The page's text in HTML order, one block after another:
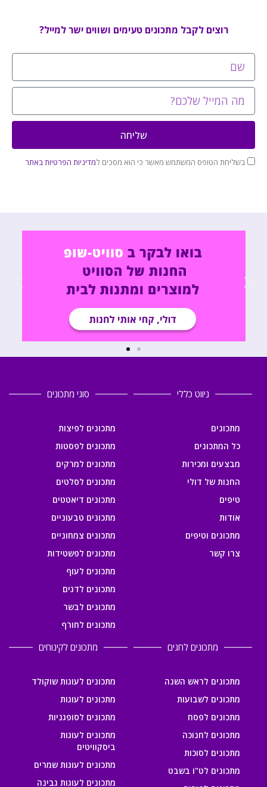
רוצים לקבל מתכונים טעימים ושווים ישר למייל?
בשליחת הטופס המשתמש מאשר כי הוא מסכים למדיניות הפרטיות באתר
שליחה
ניווט כללי
מתכונים
כל המתכונים
מבצעים ומכירות
החנות של דולי
טיפים
אודות
מתכונים וטיפים
צרו קשר
סוגי מתכונים
מתכונים לפיצות
מתכונים לפסטות
מתכונים למרקים
מתכונים לסלטים
מתכונים דיאטטים
מתכונים טבעוניים
מתכונים צמחוניים
מתכונים לפשטידות
מתכונים לעוף
מתכונים לדגים
מתכונים לבשר
מתכונים לחורף
מתכונים לחגים
מתכונים לראש השנה
מתכונים לשבועות
מתכונים לפסח
מתכונים לחנוכה
מתכונים לסוכות
מתכונים לט"ו בשבט
מתכונים לקינוחים
מתכונים לעוגות שוקולד
מתכונים לעוגות
מתכונים לסופגניות
מתכונים לעוגות
ביסקוויטים
מתכונים לעוגות שמרים
מתכונים לעוגות גבינה